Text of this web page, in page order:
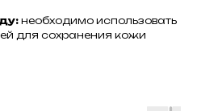
необходимо использовать
для сохранения кожи